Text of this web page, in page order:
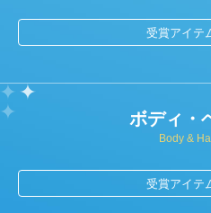
受賞アイテ
ボディ・
Body &
受賞アイテ